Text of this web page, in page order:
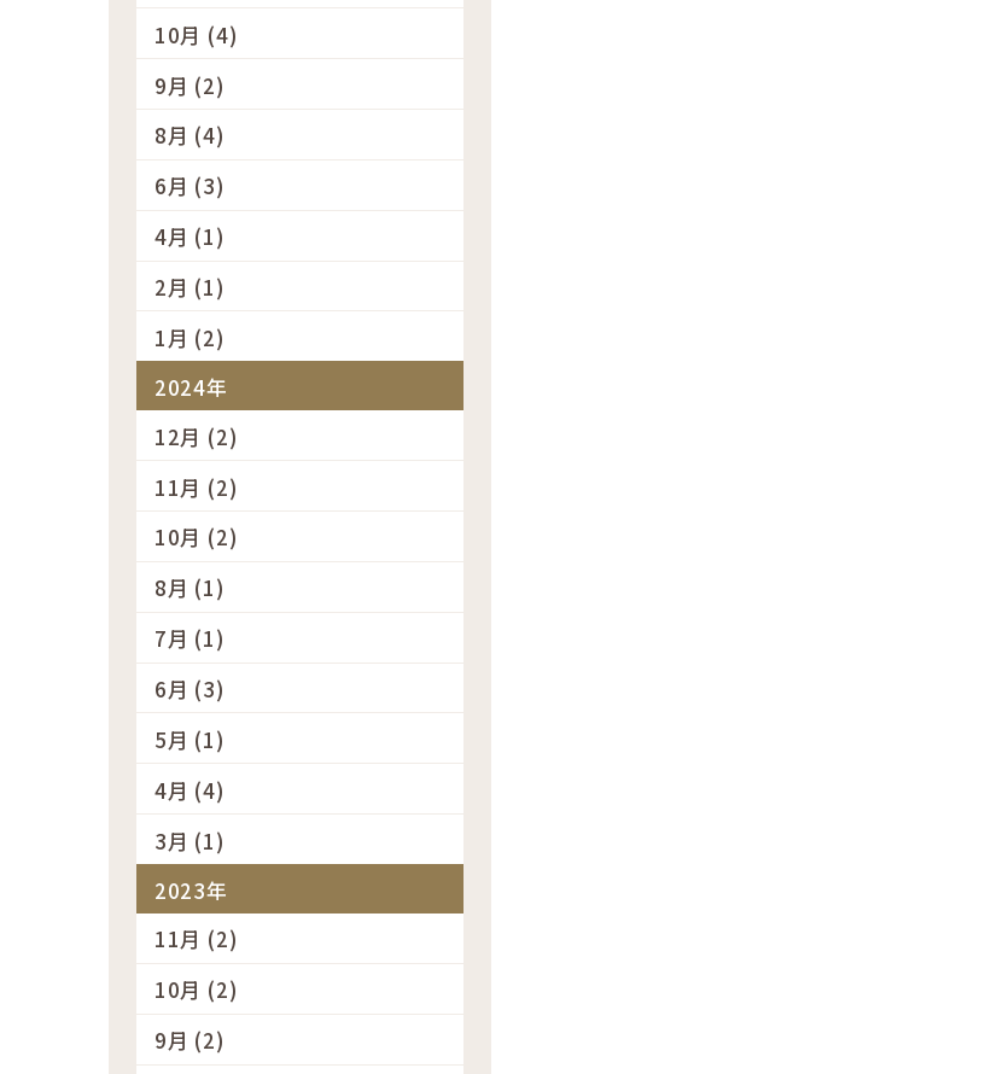
10月 (4)
9月 (2)
8月 (4)
6月 (3)
4月 (1)
2月 (1)
1月 (2)
2024年
12月 (2)
11月 (2)
10月 (2)
8月 (1)
7月 (1)
6月 (3)
5月 (1)
4月 (4)
3月 (1)
2023年
11月 (2)
10月 (2)
9月 (2)